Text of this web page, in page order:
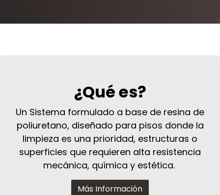
¿Qué es?
Un Sistema formulado a base de resina de
poliuretano, diseñado para pisos donde la
limpieza es una prioridad, estructuras o
superficies que requieren alta resistencia
mecánica, química y estética.
Más Información